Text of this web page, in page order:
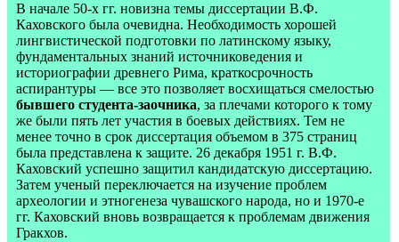
В начале 50-х гг. новизна темы диссертации В.Ф.
Каховского была очевидна. Необходимость хорошей
лингвистической подготовки по латинскому языку,
фундаментальных знаний источниковедения и
историографии древнего Рима, краткосрочность
аспирантуры — все это позволяет восхищаться смелостью
бывшего студента-заочника, за плечами которого к тому
же были пять лет участия в боевых действиях. Тем не
менее точно в срок диссертация объемом в 375 страниц
была представлена к защите. 26 декабря 1951 г. В.Ф.
Каховский успешно защитил кандидатскую диссертацию.
Затем ученый переключается на изучение проблем
археологии и этногенеза чувашского народа, но и 1970-е
гг. Каховский вновь возвращается к проблемам движения
Гракхов.